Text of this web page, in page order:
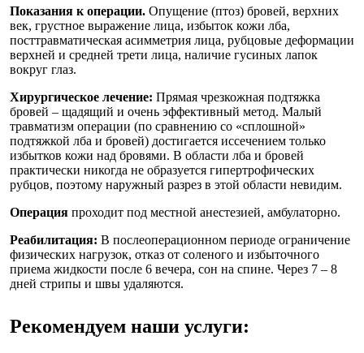
Показания к операции. Опущение (птоз) бровей, верхних
век, грустное выражение лица, избыток кожи лба,
посттравматическая асимметрия лица, рубцовые деформации
верхней и средней трети лица, наличие гусиных лапок
вокруг глаз.
Хирургическое лечение: Прямая чрезкожная подтяжка
бровей – щадящий и очень эффективный метод. Малый
травматизм операции (по сравнению со «сплошной»
подтяжкой лба и бровей) достигается иссечением только
избытков кожи над бровями. В области лба и бровей
практически никогда не образуется гипертрофических
рубцов, поэтому наружный разрез в этой области невидим.
Операция проходит под местной анестезией, амбулаторно.
Реабилитация: В послеоперационном периоде ограничение
физических нагрузок, отказ от соленого и избыточного
приема жидкости после 6 вечера, сон на спине. Через 7 – 8
дней стрипы и швы удаляются.
Рекомендуем наши услуги: